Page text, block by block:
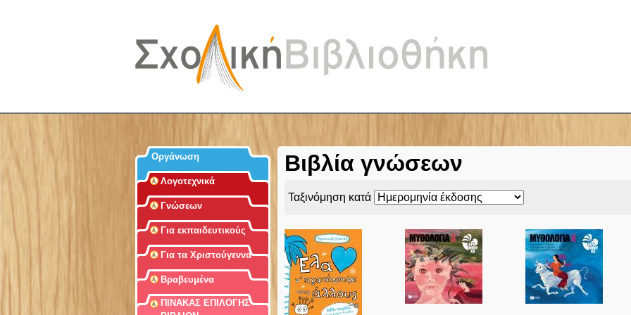
Βιβλία γνώσεων
Ταξινόμηση κατά
Οργάνωση
Λογοτεχνικά
Γνώσεων
Για εκπαιδευτικούς
Για τα Χριστούγεννα
Βραβευμένα
ΠΙΝΑΚΑΣ ΕΠΙΛΟΓΗΣ